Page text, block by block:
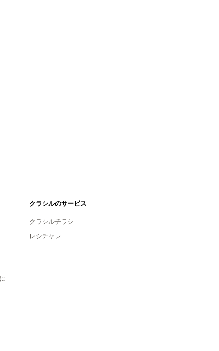
クラシルのサービス
クラシルチラシ
レシチャレ